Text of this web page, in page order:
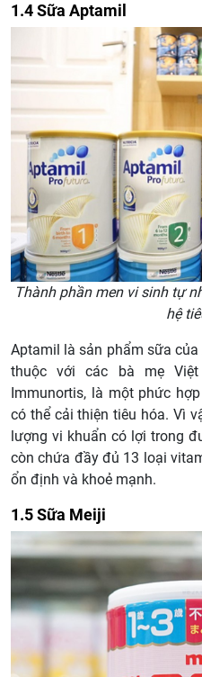
1.4 Sữa Aptamil
Thành phần men vi sinh tự
hệ
Aptamil là sản phẩm sữa
thuộc với các bà mẹ
Immunortis, là một phức
có thể cải thiện tiêu hóa. Vì
lượng vi khuẩn có lợi trong
còn chứa đầy đủ 13 loại
ổn định và khoẻ mạnh.
1.5 Sữa Meiji